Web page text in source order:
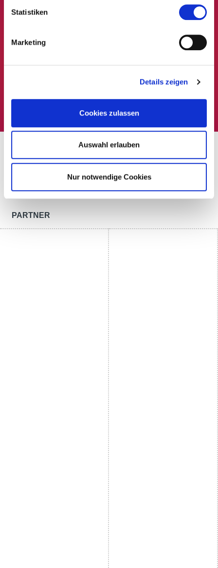
Statistiken
Marketing
Details zeigen
Cookies zulassen
Auswahl erlauben
Nur notwendige Cookies
Entdecken Sie unsere
wahren Protagonisten
Stöbern Sie in unserem Weinkatalog und
bei Autochtona 2022 dabei waren!
PARTNER